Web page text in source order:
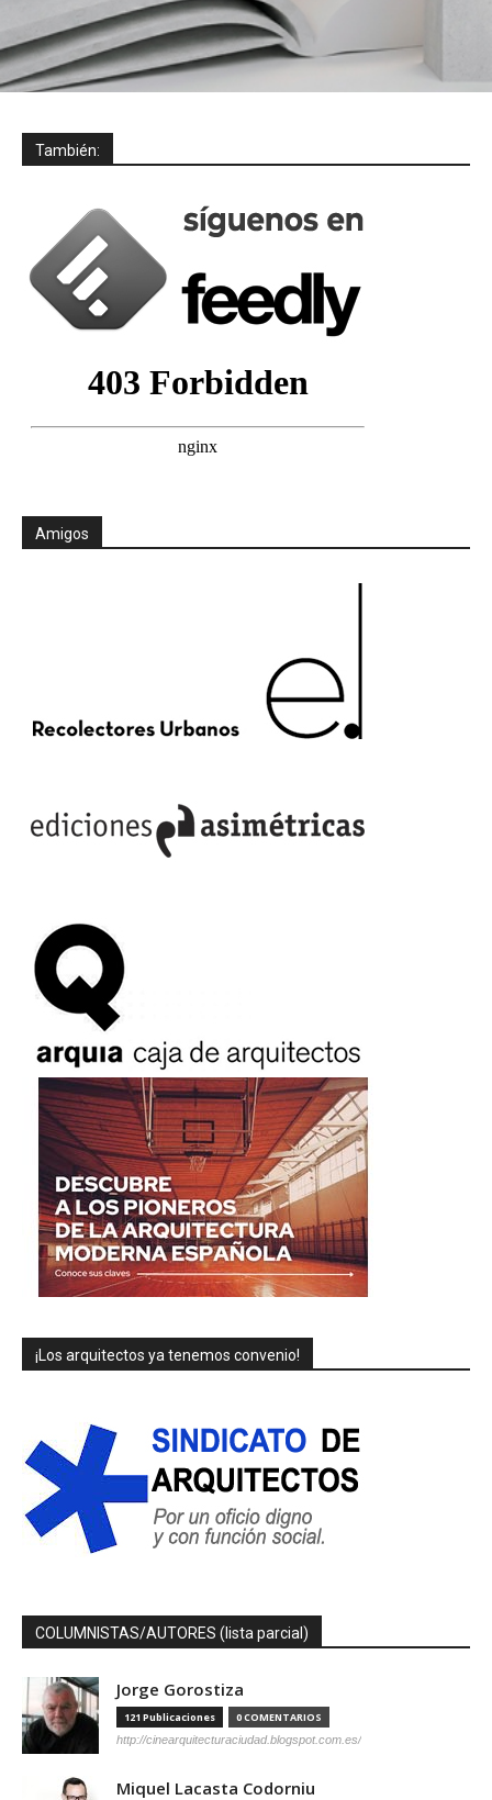
También:
Amigos
¡Los arquitectos ya tenemos convenio!
COLUMNISTAS/AUTORES (lista parcial)
Jorge Gorostiza
121 Publicaciones 0 COMENTARIOS
http://cinearquitecturaciudad.blogspot.com.es/
Miquel Lacasta Codorniu